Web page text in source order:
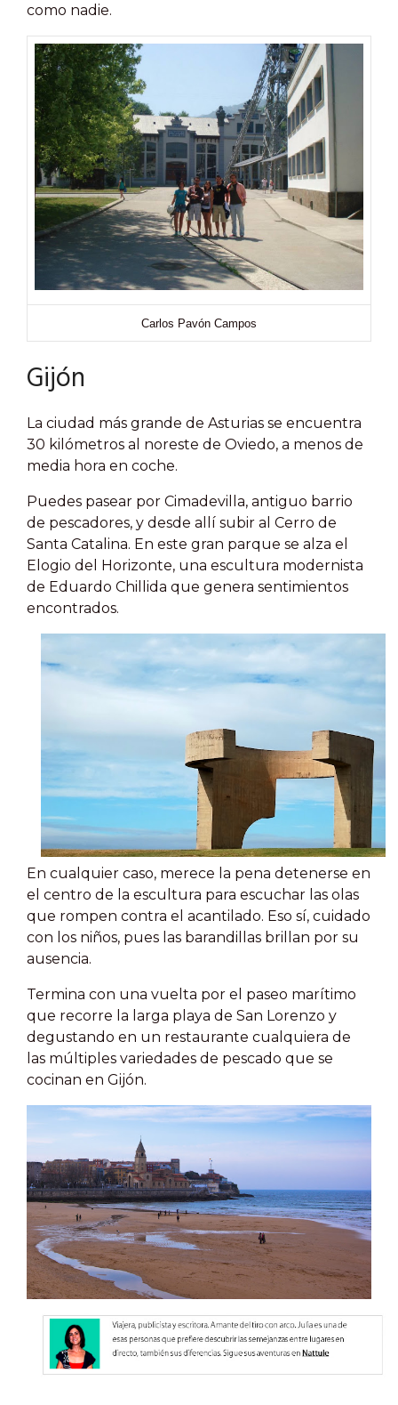
como nadie.
Carlos Pavón Campos
Gijón
La ciudad más grande de Asturias se encuentra
30 kilómetros al noreste de Oviedo, a menos de
media hora en coche.
Puedes pasear por Cimadevilla, antiguo barrio
de pescadores, y desde allí subir al Cerro de
Santa Catalina. En este gran parque se alza el
Elogio del Horizonte, una escultura modernista
de Eduardo Chillida que genera sentimientos
encontrados.
En cualquier caso, merece la pena detenerse en
el centro de la escultura para escuchar las olas
que rompen contra el acantilado. Eso sí, cuidado
con los niños, pues las barandillas brillan por su
ausencia.
Termina con una vuelta por el paseo marítimo
que recorre la larga playa de San Lorenzo y
degustando en un restaurante cualquiera de
las múltiples variedades de pescado que se
cocinan en Gijón.